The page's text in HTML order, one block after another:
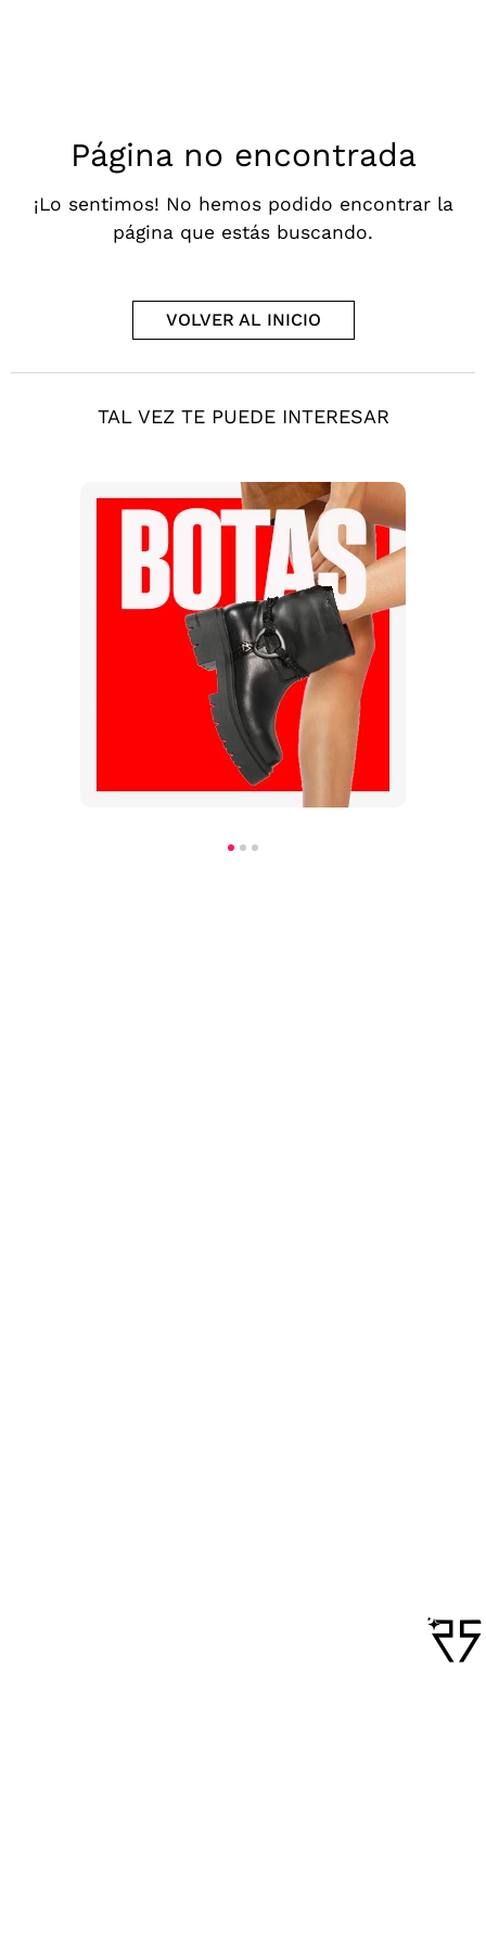
Página no encontrada
¡Lo sentimos! No hemos podido encontrar la
página que estás buscando.
VOLVER AL INICIO
TAL VEZ TE PUEDE INTERESAR